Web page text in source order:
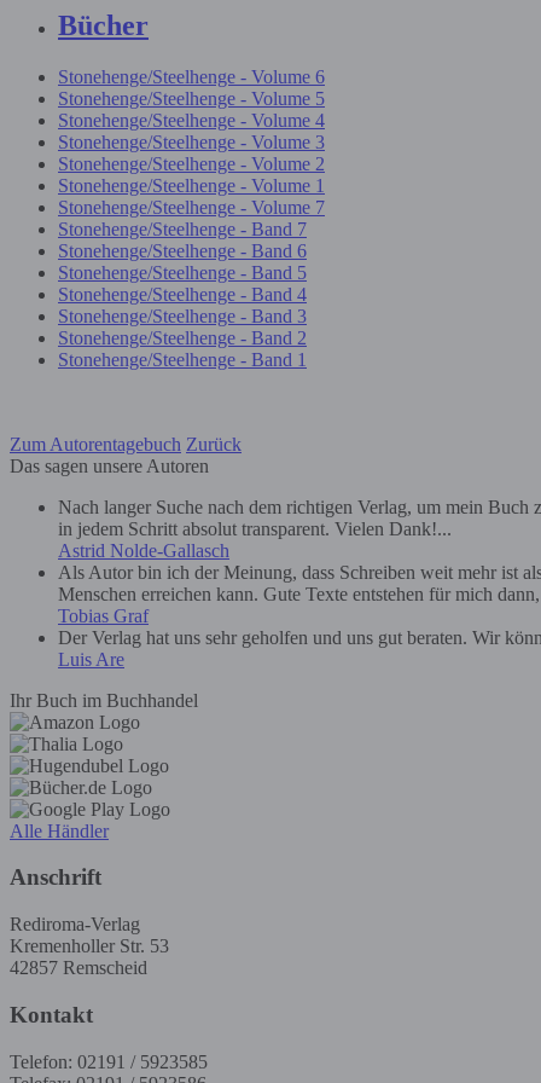
Bücher
Stonehenge/Steelhenge - Volume 6
Stonehenge/Steelhenge - Volume 5
Stonehenge/Steelhenge - Volume 4
Stonehenge/Steelhenge - Volume 3
Stonehenge/Steelhenge - Volume 2
Stonehenge/Steelhenge - Volume 1
Stonehenge/Steelhenge - Volume 7
Stonehenge/Steelhenge - Band 7
Stonehenge/Steelhenge - Band 6
Stonehenge/Steelhenge - Band 5
Stonehenge/Steelhenge - Band 4
Stonehenge/Steelhenge - Band 3
Stonehenge/Steelhenge - Band 2
Stonehenge/Steelhenge - Band 1
Zum Autorentagebuch Zurück
Das sagen unsere Autoren
Nach langer Suche nach dem richtigen Verlag, um mein
in jedem Schritt absolut transparent. Vielen Dank!...
Astrid Nolde-Gallasch
Als Autor bin ich der Meinung, dass Schreiben weit mehr ist
Menschen erreichen kann. Gute Texte entstehen für mich
Tobias Graf
Der Verlag hat uns sehr geholfen und uns gut beraten. Wir
Luis Are
Ihr Buch im Buchhandel
Alle Händler
Anschrift
Rediroma-Verlag
Kremenholler Str. 53
42857 Remscheid
Kontakt
Telefon: 02191 / 5923585